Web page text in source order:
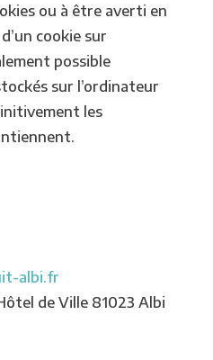
ou à être averti en
cookie sur
possible
sur l’ordinateur
les
albi.fr
de Ville 81023 Albi